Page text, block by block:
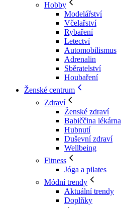
Hobby
Modelářství
Včelařství
Rybaření
Letectví
Automobilismus
Adrenalin
Sběratelství
Houbaření
Ženské centrum
Zdraví
Ženské zdraví
Babiččina lékárna
Hubnutí
Duševní zdraví
Wellbeing
Fitness
Jóga a pilates
Módní trendy
Aktuální trendy
Doplňky